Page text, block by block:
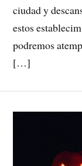
ciudad y
estos
podremos
[…]